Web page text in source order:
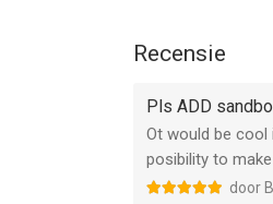
Informatie voor
Recensie
Pls ADD
Ot would be cool
posibility to
door